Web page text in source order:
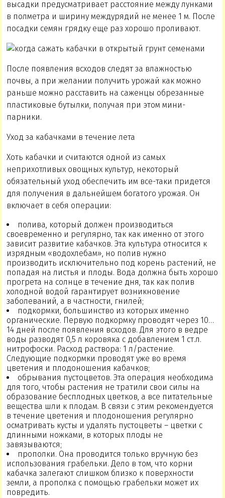
высадки предусматривает расстояние между лунками
в полметра и ширину междурядий не менее 1 м. После
посадки семян грядку еще раз хорошо проливают.
После появления всходов следят за влажностью
почвы, а при желании получить урожай как можно
раньше можно расставить на саженцы обрезанные
пластиковые бутылки, получая при этом мини-
парники.
Уход за кабачками в течение лета
Хоть кабачки и считаются одной из самых
неприхотливых овощных культур, некоторый
обязательный уход обеспечить им все-таки придется
для получения в дальнейшем богатого урожая. Он
включает в себя операции:
полива, который должен производиться
своевременно и регулярно, так как именно от этого
зависит развитие кабачков. Эта культура относится к
изрядным «водохлебам», но полив нужно
производить исключительно под корень растений, не
попадая на листья и плоды. Вода должна быть хорошо
прогрета на солнце в течение дня, так как полив
холодной водой гарантирует возникновение
заболеваний, а в частности, гнилей;
подкормки, большинство из которых именно
органические. Первую подкормку проводят через 10…
14 дней после появления всходов. Для этого в ведре
воды разводят 0,5 л коровяка с добавлением 1 ст.л.
нитрофоски. Расход раствора: 1 л/растение.
Следующие подкормки проводят уже во время
цветения и плодоношения кабачков;
обрывания пустоцветов. Эта операция необходима
для того, чтобы растения не тратили свои силы на
образование бесплодных цветков, а все питательные
вещества шли к плодам. В связи с этим рекомендуется
в течение цветения и плодоношения регулярно
осматривать кусты и удалять пустоцветы – цветки с
длинными ножками, в которых плоды не
завязываются;
прополки. Она проводится только вручную без
использования грабельки. Дело в том, что корни
кабачка залегают слишком близко к поверхности
земли, а прополка с помощью грабельки может их
повредить.